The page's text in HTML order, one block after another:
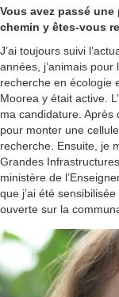
Vous avez passé
chemin y êtes-vous
J’ai toujours suivi
années, j’animais
recherche en écologie
Moorea y était active.
ma candidature. Après
pour monter une
recherche. Ensuite, je
Grandes
ministère de
que j’ai été
ouverte sur la